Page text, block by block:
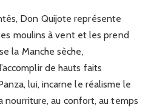
Don Quijote représente
moulins à vent et les prend
la Manche sèche,
de hauts faits
lui, incarne le réalisme le
nourriture, au confort, au temps